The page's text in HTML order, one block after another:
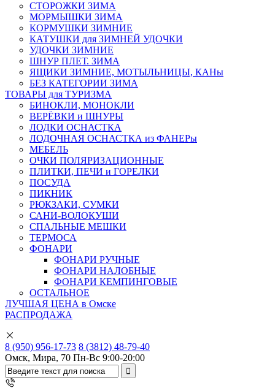
СТОРОЖКИ ЗИМА
МОРМЫШКИ ЗИМА
КОРМУШКИ ЗИМНИЕ
КАТУШКИ для ЗИМНЕЙ УДОЧКИ
УДОЧКИ ЗИМНИЕ
ШНУР ПЛЕТ. ЗИМА
ЯЩИКИ ЗИМНИЕ, МОТЫЛЬНИЦЫ, КАНы
БЕЗ КАТЕГОРИИ ЗИМА
ТОВАРЫ для ТУРИЗМА
БИНОКЛИ, МОНОКЛИ
ВЕРЁВКИ и ШНУРЫ
ЛОДКИ ОСНАСТКА
ЛОДОЧНАЯ ОСНАСТКА из ФАНЕРы
МЕБЕЛЬ
ОЧКИ ПОЛЯРИЗАЦИОННЫЕ
ПЛИТКИ, ПЕЧИ и ГОРЕЛКИ
ПОСУДА
ПИКНИК
РЮКЗАКИ, СУМКИ
САНИ-ВОЛОКУШИ
СПАЛЬНЫЕ МЕШКИ
ТЕРМОСА
ФОНАРИ
ФОНАРИ РУЧНЫЕ
ФОНАРИ НАЛОБНЫЕ
ФОНАРИ КЕМПИНГОВЫЕ
ОСТАЛЬНОЕ
ЛУЧШАЯ ЦЕНА в Омске
РАСПРОДАЖА
8 (950) 956-17-73 8 (3812) 48-79-40
Омск, Мира, 70 Пн-Вс 9:00-20:00